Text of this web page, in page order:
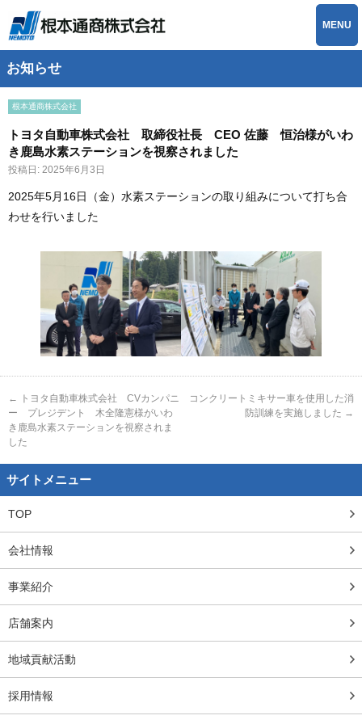
MENU
お知らせ
根本通商株式会社
トヨタ自動車株式会社 取締役社長 CEO 佐藤 恒治様がいわ
き鹿島水素ステーションを視察されました
投稿日: 2025年6月3日
2025年5月16日（金）水素ステーションの取り組みについて打ち合
わせを行いました
←
トヨタ自動車株式会社 CVカンパニ
ー プレジデント 木全隆憲様がいわ
き鹿島水素ステーションを視察されま
した
コンクリートミキサー車を使用した消
防訓練を実施しました →
サイトメニュー
TOP
会社情報
事業紹介
店舗案内
地域貢献活動
採用情報